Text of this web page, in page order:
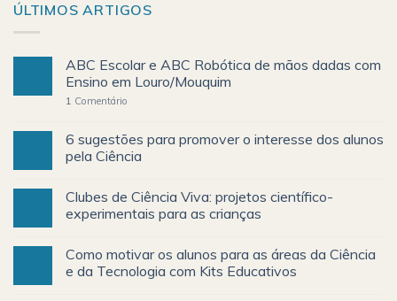
ÚLTIMOS ARTIGOS
ABC Escolar e ABC Robótica de mãos dadas com
Ensino em Louro/Mouquim
1 Comentário
6 sugestões para promover o interesse dos alunos
pela Ciência
Clubes de Ciência Viva: projetos científico-
experimentais para as crianças
Como motivar os alunos para as áreas da Ciência
e da Tecnologia com Kits Educativos